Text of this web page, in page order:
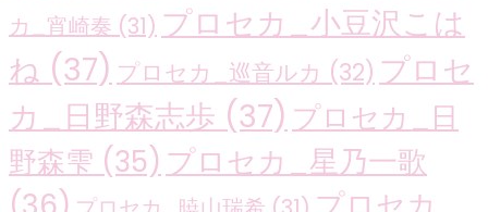
カ_宵崎奏 (31) プロセカ_小豆沢こは
ね (37) プロセカ_巡音ルカ (32) プロセ
カ_日野森志歩 (37) プロセカ_日
野森雫 (35) プロセカ_星乃一歌